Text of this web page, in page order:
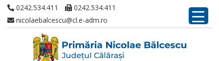
0242.534.411
0242.534.411
nicolaebalcescu@cl.e-adm.ro